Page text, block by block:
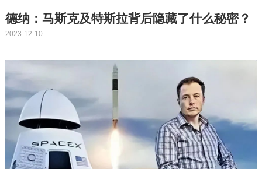
德纳：马斯克及特斯拉背后隐藏了什么秘密？
2023-12-10